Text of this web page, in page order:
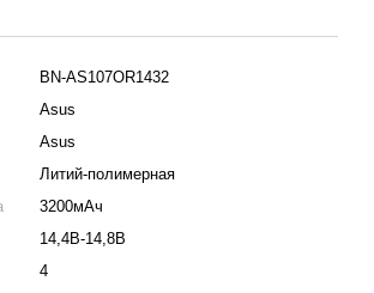
BN-AS107OR1432
Asus
Asus
Литий-полимерная
3200мАч
14,4В-14,8В
4